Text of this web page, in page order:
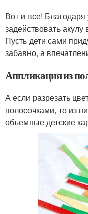
Вот и все!
задействовать
Пусть дети сами
забавно, а
Аппликация из
А если разрезать
полосочками, то из
объемные детские